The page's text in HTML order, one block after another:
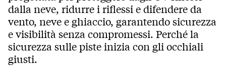
dalla neve, ridurre i riflessi e difendere da
vento, neve e ghiaccio, garantendo sicurezza
e visibilità senza compromessi. Perché la
sicurezza sulle piste inizia con gli occhiali
giusti.